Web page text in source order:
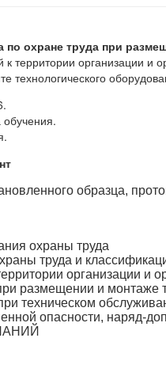
по охране труда при
к территории организации и
технологического
образца,
охраны труда
труда и
организации и
размещении и монтаже
техническом
опасности, наряд-